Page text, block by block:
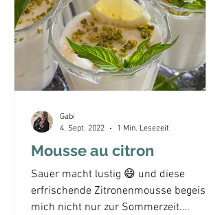
Mousse au citron
Sauer macht lustig 😄 und diese
erfrischende Zitronenmousse begeistert
mich nicht nur zur Sommerzeit.
Gabi
4. Sept. 2022
1 Min. Lesezeit